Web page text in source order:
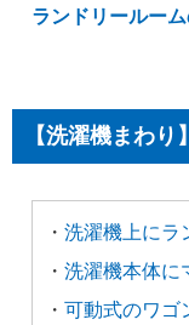
ランドリールー
【洗濯機まわ
・ 洗濯機上にラ
・ 洗濯機本体に
・ 可動式のワゴ